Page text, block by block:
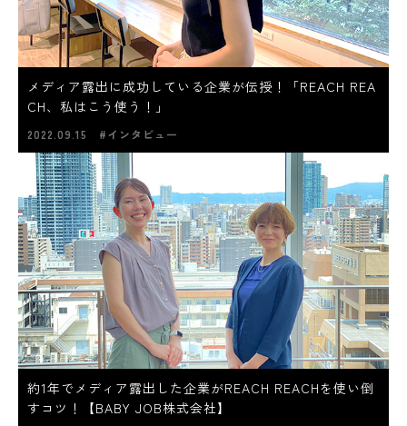
メディア露出に成功している企業が伝授！「REACH REA
CH、私はこう使う！」
2022.09.15 #インタビュー
約1年でメディア露出した企業がREACH REACHを使い倒
すコツ！【BABY JOB株式会社】